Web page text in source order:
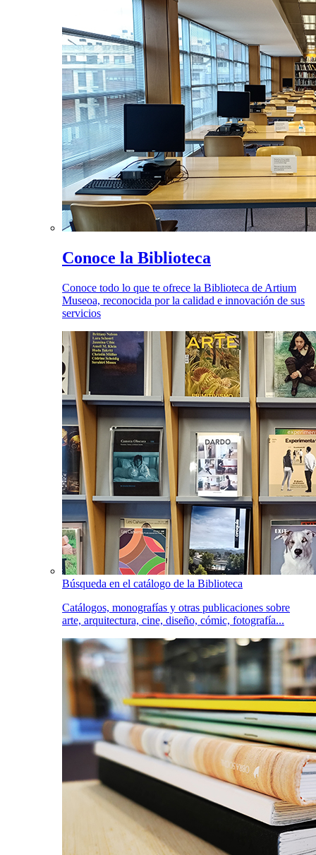
Conoce la Biblioteca
Conoce todo lo que te ofrece la Biblioteca de Artium
Museoa, reconocida por la calidad e innovación de sus
servicios
Búsqueda en el catálogo de la Biblioteca
Catálogos, monografías y otras publicaciones sobre
arte, arquitectura, cine, diseño, cómic, fotografía...